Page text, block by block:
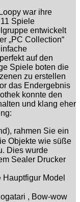
war ihre
Spiele
entwickelt
„PC Collection“
auf den
Spiele boten die
zu erstellen
das Endergebnis
konnte den
und klang eher
rahmen Sie ein
Objekte wie süße
Dies wurde
Sealer Drucker
Model
, Bow-wow